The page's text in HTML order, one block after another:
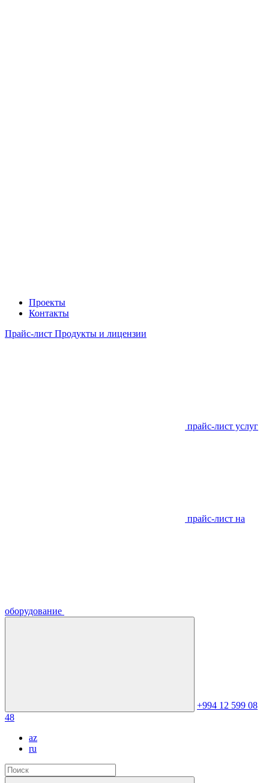
Проекты
Контакты
Прайс-лист Продукты и лицензии
прайс-лист услуг
прайс-лист на
оборудование
+994 12 599 08
48
az
ru